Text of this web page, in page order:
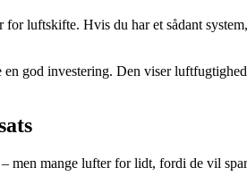
luftskifte. Hvis du har et sådant
god investering. Den viser
men mange lufter for lidt, fordi de vil